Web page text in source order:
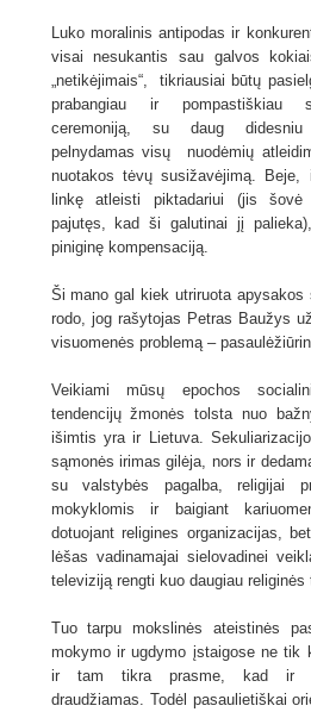
Luko moralinis antipodas ir
visai nesukantis sau galvos
„netikėjimais“, tikriausiai būtų
prabangiau ir pompastiškiau
ceremoniją, su daug didesniu
pelnydamas visų nuodėmių
nuotakos tėvų susižavėjimą. Beje,
linkę atleisti piktadariui (jis šovė
pajutęs, kad ši galutinai jį
piniginę kompensaciją.
Ši mano gal kiek utriruota
rodo, jog rašytojas Petras Baužys
visuomenės problemą –
Veikiami mūsų epochos
tendencijų žmonės tolsta nuo
išimtis yra ir Lietuva.
sąmonės irimas gilėja, nors ir
su valstybės pagalba, religijai
mokyklomis ir baigiant
dotuojant religines organizacijas,
lėšas vadinamajai sielovadinei
televiziją rengti kuo daugiau religinės
Tuo tarpu mokslinės ateistinės
mokymo ir ugdymo įstaigose ne tik
ir tam tikra prasme, kad ir
draudžiamas. Todėl pasaulietiškai